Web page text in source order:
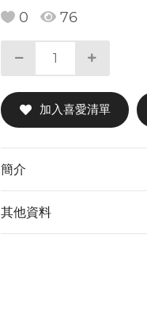
0 76
加入喜愛清單
簡介
其他資料